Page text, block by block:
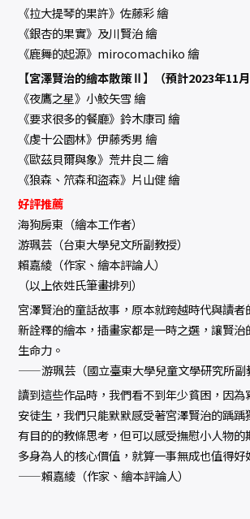
《拉大提琴的果許》佐藤彩 繪
《銀杏的果實》及川賢治 繪
《鹿舞的起源》mirocomachiko 繪
【宮澤賢治的繪本散策Ⅱ】（預計2023年11月
《夜鷹之星》小鮫矢雪 繪
《要求很多的餐廳》鈴木康司 繪
《虔十公園林》伊藤秀男 繪
《歐茲貝爾與象》荒井良二 繪
《狼森、笊森和盜森》片山健 繪
好評推薦
海狗房東（繪本工作者）
游珮芸（台東大學兒文所副教授）
賴嘉綾（作家、繪本評論人）
（以上依姓氏筆畫排列）
宮澤賢治的童話故事，原本就跨越時代與讀者
新詮釋的繪本，插畫家都是一時之選，讓賢
生命力。
——游珮芸（國立臺東大學兒童文學研究所副
讀到這些作品時，我們看不到年少貧困，因
安徒生，我們只能默默感受著宮澤賢治的踽踽
有目的的教條思考，但可以感受撫慰小人物
多身為人的核心價值，就算一事無成也值得好
——賴嘉綾（作家、繪本評論人）